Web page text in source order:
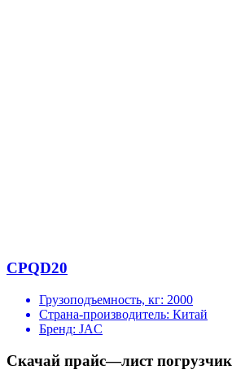
CPQD20
Грузоподъемность, кг: 2000
Страна-производитель: Китай
Бренд: JAC
Скачай прайс—лист